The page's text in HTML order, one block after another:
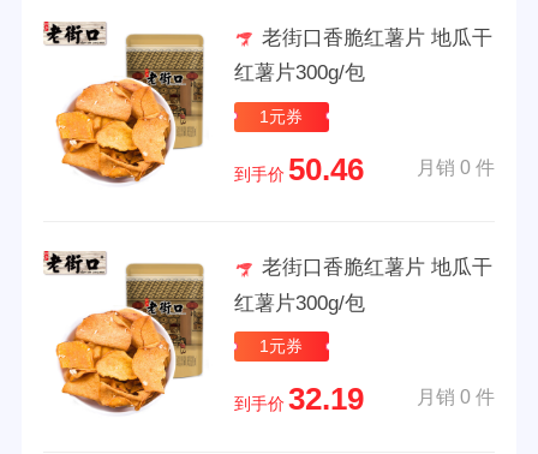
老街口香脆红薯片 地瓜干
红薯片300g/包
1元券
到手价 50.46 月销 0 件
老街口香脆红薯片 地瓜干
红薯片300g/包
1元券
到手价 32.19 月销 0 件